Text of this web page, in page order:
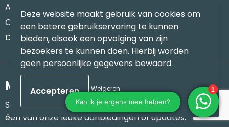
Algemene voorwaarden
Cookieverklaring
Disclaimer
Meld je aan voor onze nieuwsbrief
Schrijf je in voor onze nieuwsbrief en mis nooit meer
één van onze leuke aanbiedingen of updates.
Deze website maakt gebruik van cookies om
een betere gebruikservaring te kunnen
bieden, alsook een opvolging van zijn
bezoekers te kunnen doen. Hierbij worden
geen persoonlijke gegevens bewaard.
Weigeren